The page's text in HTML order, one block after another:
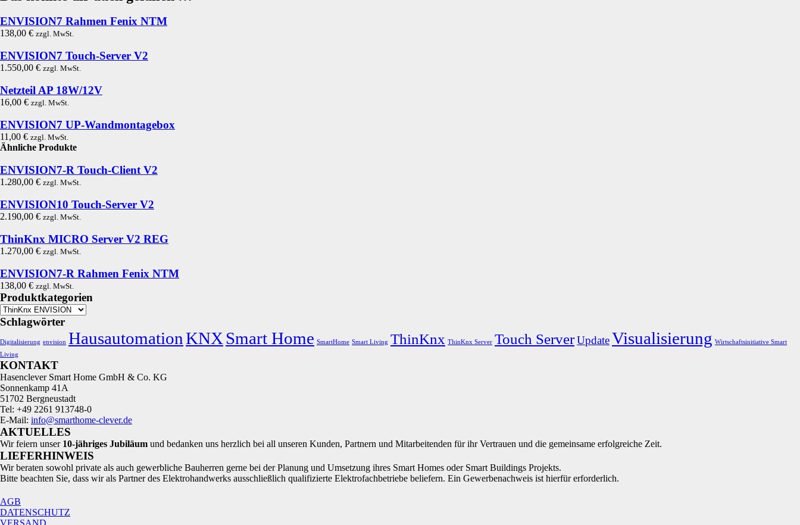
ENVISION7 Rahmen Fenix NTM
138,00 € zzgl. MwSt.
ENVISION7 Touch-Server V2
1.550,00 € zzgl. MwSt.
Netzteil AP 18W/12V
16,00 € zzgl. MwSt.
ENVISION7 UP-Wandmontagebox
11,00 € zzgl. MwSt.
Ähnliche Produkte
ENVISION7-R Touch-Client V2
1.280,00 € zzgl. MwSt.
ENVISION10 Touch-Server V2
2.190,00 € zzgl. MwSt.
ThinKnx MICRO Server V2 REG
1.270,00 € zzgl. MwSt.
ENVISION7-R Rahmen Fenix NTM
138,00 € zzgl. MwSt.
Produktkategorien
Schlagwörter
Digitalisierung envision HausautomationKNX Smart Home SmartHome Smart Living ThinKnx ThinKnx Server Touch ServerUpdateVisualisierung Wirtschaftsinitiative Smart
Living
KONTAKT
Hasenclever Smart Home GmbH & Co. KG
Sonnenkamp 41A
51702 Bergneustadt
Tel: +49 2261 913748-0
E-Mail: info@smarthome-clever.de
AKTUELLES
Wir feiern unser 10‑jähriges Jubiläum und bedanken uns herzlich bei all unseren Kunden, Partnern und Mitarbeitenden für ihr Vertrauen und die gemeinsame erfolgreiche Zeit.
LIEFERHINWEIS
Wir beraten sowohl private als auch gewerbliche Bauherren gerne bei der Planung und Umsetzung ihres Smart Homes oder Smart Buildings Projekts.
Bitte beachten Sie, dass wir als Partner des Elektrohandwerks ausschließlich qualifizierte Elektrofachbetriebe beliefern. Ein Gewerbenachweis ist hierfür erforderlich.
AGB
DATENSCHUTZ
VERSAND